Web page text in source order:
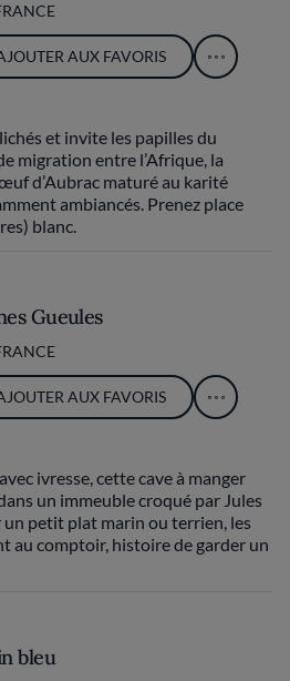
AUX FAVORIS
et invite les papilles du
migration entre l’Afrique, la
d’Aubrac maturé au karité
ambiancés. Prenez place
blanc.
Gueules
AUX FAVORIS
ivresse, cette cave à manger
un immeuble croqué par Jules
petit plat marin ou terrien, les
au comptoir, histoire de garder un
bleu